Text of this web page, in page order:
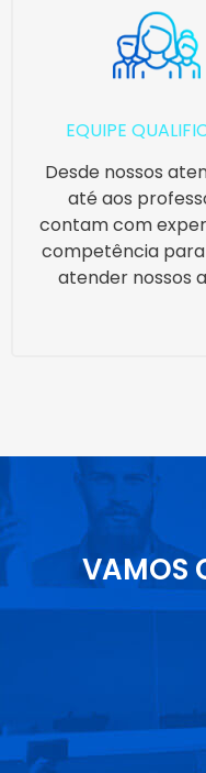
EQUIPE
Desde nossos
até aos
contam com
competência
atender nossos
VAMOS